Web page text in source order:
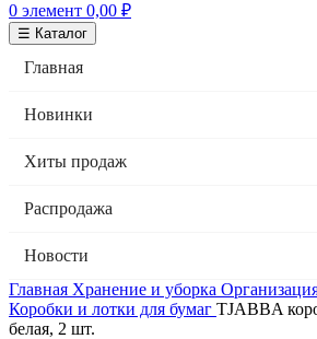
0 элемент 0,00 ₽
☰ Каталог
Главная
Новинки
Хиты продаж
Распродажа
Новости
Главная Хранение и уборка
Коробки и лотки для бумаг TJABBA
белая, 2 шт.